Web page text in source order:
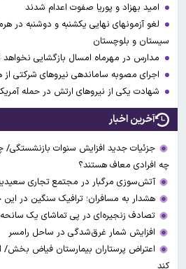
امید بهزاد و پوریا صفوت اعدام شدند
لغو آزمونهای نهایی یکشنبه و دوشنبه در
سیستان و بلوچستان
مدارس در مهرماه امسال بازگشایی
اجرای مصوبه ساماندهی نیرو‌های شرکتی
شهادت یکی از نیروهای ارتش در حمله
آخرین اخبار
جزئیات جدید افزایش سنوات بازنشستگی/
چه افرادی معاف هستند؟
آتش‌سوزی مرگبار در مجتمع تجاری
هشدار به مسافران؛ ترافیک سنگین در
تصادف زنجیره‌ای در پی تماشای یک
افزایش شمار غرق‌شدگی در ساحل رامسر
اعتراض پرستاران بیمارستان فیاض
کند